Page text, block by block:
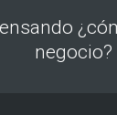
negocio?